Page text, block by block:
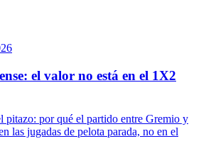
el valor no está en el 1X2
pitazo: por qué el partido entre Gremio y
las jugadas de pelota parada, no en el